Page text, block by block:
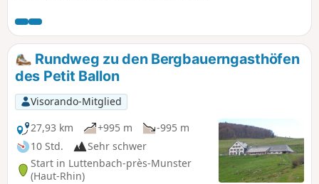
Panorama vom Schnepfenried bis zum
Hohneck-Massiv.
Rundweg zu den Bergbauerngasthöfen
des Petit Ballon
Visorando-Mitglied
27,93 km
+995 m
-995 m
10 Std.
Sehr schwer
Start in Luttenbach-près-Munster
(Haut-Rhin)